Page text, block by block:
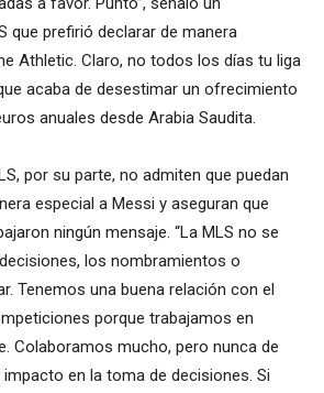
que prefirió declarar de manera
Athletic. Claro, no todos los días tu liga
acaba de desestimar un ofrecimiento
anuales desde Arabia Saudita.
por su parte, no admiten que puedan
especial a Messi y aseguran que
ningún mensaje. “La MLS no se
los nombramientos o
Tenemos una buena relación con el
porque trabajamos en
Colaboramos mucho, pero nunca de
en la toma de decisiones. Si